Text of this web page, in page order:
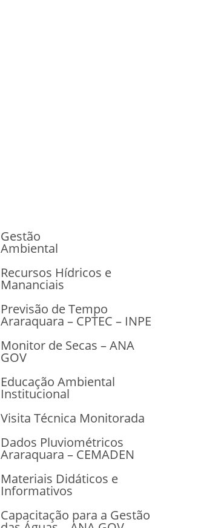
Gestão
Ambiental
Recursos Hídricos e
Mananciais
Previsão de Tempo
Araraquara – CPTEC – INPE
Monitor de Secas – ANA
GOV
Educação Ambiental
Institucional
Visita Técnica Monitorada
Dados Pluviométricos
Araraquara – CEMADEN
Materiais Didáticos e
Informativos
Capacitação para a Gestão